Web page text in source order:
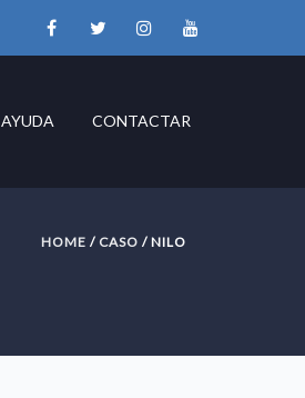
AYUDA CONTACTAR
HOME / CASO / NILO